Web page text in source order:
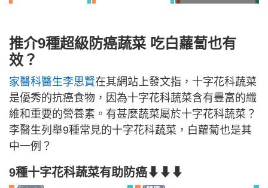
推介9種超級防癌蔬菜 吃白蘿蔔也有
效？
家醫科醫生李思賢在其網站上發文指，十字花科蔬菜
是優秀的抗癌食物，因為十字花科蔬菜含有豐富的纖
維和重要的營養素。有甚麼蔬菜屬於十字花科蔬菜？
李醫生列舉9種常見的十字花科蔬菜，白蘿蔔也是其
中一例？
9種十字花科蔬菜有助防癌⬇⬇⬇